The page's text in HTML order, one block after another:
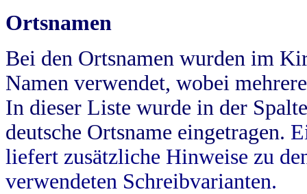
Ortsnamen
Bei den Ortsnamen wurden im
Namen verwendet, wobei
In dieser Liste wurde in der
deutsche Ortsname eingetragen.
liefert zusätzliche Hinweise zu
verwendeten Schreibvarianten.